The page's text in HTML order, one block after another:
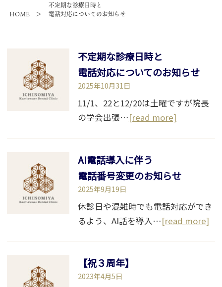
HOME
不定期な診療日時と
電話対応についてのお知らせ
不定期な診療日時と
電話対応についてのお知らせ
2025年10月31日
11/1、22と12/20は土曜ですが院長
の学会出張…[read more]
AI電話導入に伴う
電話番号変更のお知らせ
2025年9月19日
休診日や混雑時でも電話対応ができ
るよう、AI話を導入…[read more]
【祝３周年】
2023年4月5日